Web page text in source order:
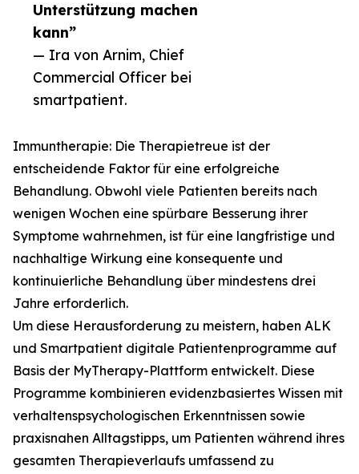
Unterstützung machen
kann”
— Ira von Arnim, Chief
Commercial Officer bei
smartpatient.
Immuntherapie: Die Therapietreue ist der
entscheidende Faktor für eine erfolgreiche
Behandlung. Obwohl viele Patienten bereits nach
wenigen Wochen eine spürbare Besserung ihrer
Symptome wahrnehmen, ist für eine langfristige und
nachhaltige Wirkung eine konsequente und
kontinuierliche Behandlung über mindestens drei
Jahre erforderlich.
Um diese Herausforderung zu meistern, haben ALK
und Smartpatient digitale Patientenprogramme auf
Basis der MyTherapy-Plattform entwickelt. Diese
Programme kombinieren evidenzbasiertes Wissen mit
verhaltenspsychologischen Erkenntnissen sowie
praxisnahen Alltagstipps, um Patienten während ihres
gesamten Therapieverlaufs umfassend zu